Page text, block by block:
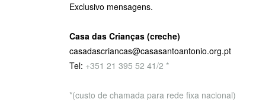
Exclusivo mensagens.
Casa das Crianças (creche)
casadascriancas@casasantoantonio.org.pt
Tel: +351 21 395 52 41/2 *
*(custo de chamada para rede fixa nacional)